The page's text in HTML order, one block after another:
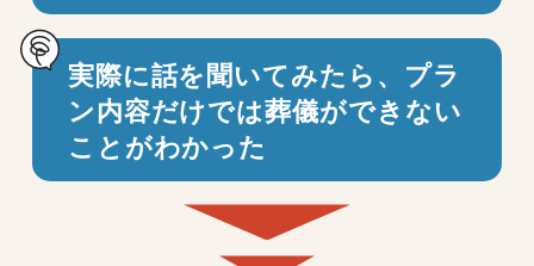
実際に話を聞いてみたら、プラ
ン内容だけでは葬儀ができない
ことがわかった